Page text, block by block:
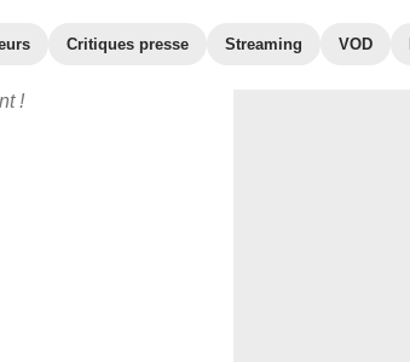
Critiques presse Streaming VOD
!